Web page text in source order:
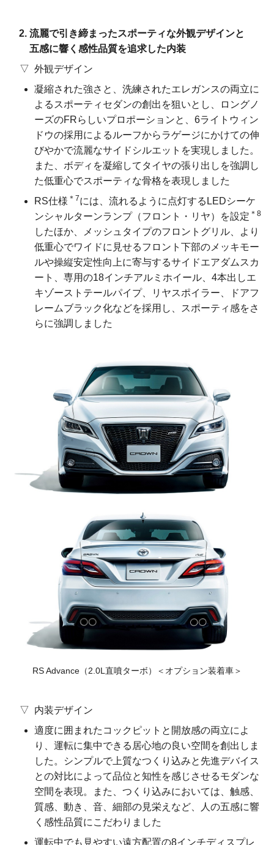
流麗で引き締まったスポーティな外観デザインと
五感に響く 感性品質を追求した内装
外観デザイン
凝縮された強さと、洗練されたエレガンスの両立に
よるスポーティセダンの創出を狙いとし、ロングノ
ーズのFRらしいプロポーションと、6ライトウィン
ドウの採用によるルーフからラゲージにかけての伸
びやかで流麗なサイドシルエットを実現しました。
また、ボディを凝縮してタイヤの張り出しを強調し
た低重心でスポーティな骨格を表現しました
RS仕様 ＊7には、流れるように点灯するLEDシーケ
ンシャルターンランプ（フロント・リヤ）を設定 ＊8
したほか、メッシュタイプのフロントグリル、より
低重心でワイドに見せるフロント下部のメッキモー
ルや操縦安定性向上に寄与するサイドエアダムスカ
ート、専用の18インチアルミホイール、4本出しエ
キゾーストテールパイプ、リヤスポイラー、ドアフ
レームブラック化などを採用し、スポーティ感をさ
らに強調しました
RS Advance（2.0L直噴ターボ） ＜オプション装着車＞
内装デザイン
適度に囲まれたコックピットと開放感の両立によ
り、運転に集中できる居心地の良い空間を創出しま
した。シンプルで上質なつくり込みと先進デバイス
との対比によって品位と知性を感じさせるモダンな
空間を表現。また、つくり込みにおいては、触感、
質感、動き、音、細部の見栄えなど、人の五感に響
く感性品質にこだわりました
運転中でも見やすい遠方配置の8インチディスプレ